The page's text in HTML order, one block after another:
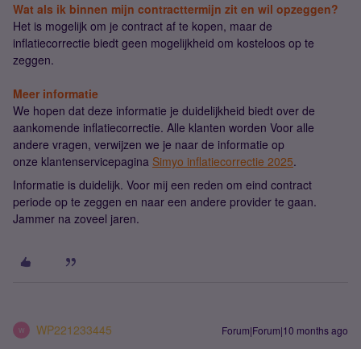
Wat als ik binnen mijn contracttermijn zit en wil opzeggen?
Het is mogelijk om je contract af te kopen, maar de
inflatiecorrectie biedt geen mogelijkheid om kosteloos op te
zeggen.
Meer informatie
We hopen dat deze informatie je duidelijkheid biedt over de
aankomende inflatiecorrectie. Alle klanten worden Voor alle
andere vragen, verwijzen we je naar de informatie op
onze klantenservicepagina Simyo inflatiecorrectie 2025.
Informatie is duidelijk. Voor mij een reden om eind contract
periode op te zeggen en naar een andere provider te gaan.
Jammer na zoveel jaren.
W WP221233445 Forum|Forum|10 months ago